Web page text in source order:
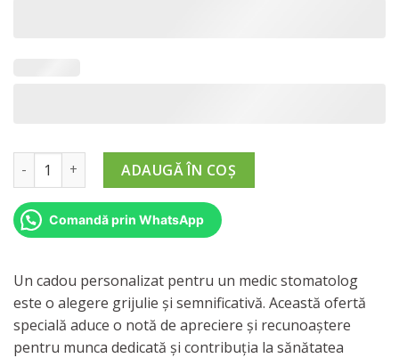
Cantitate Cadou Personalizat pentru Medic Stomatolog
ADAUGĂ ÎN COȘ
Comandă prin WhatsApp
Un cadou personalizat pentru un medic stomatolog
este o alegere grijulie și semnificativă. Această ofertă
specială aduce o notă de apreciere și recunoaștere
pentru munca dedicată și contribuția la sănătatea